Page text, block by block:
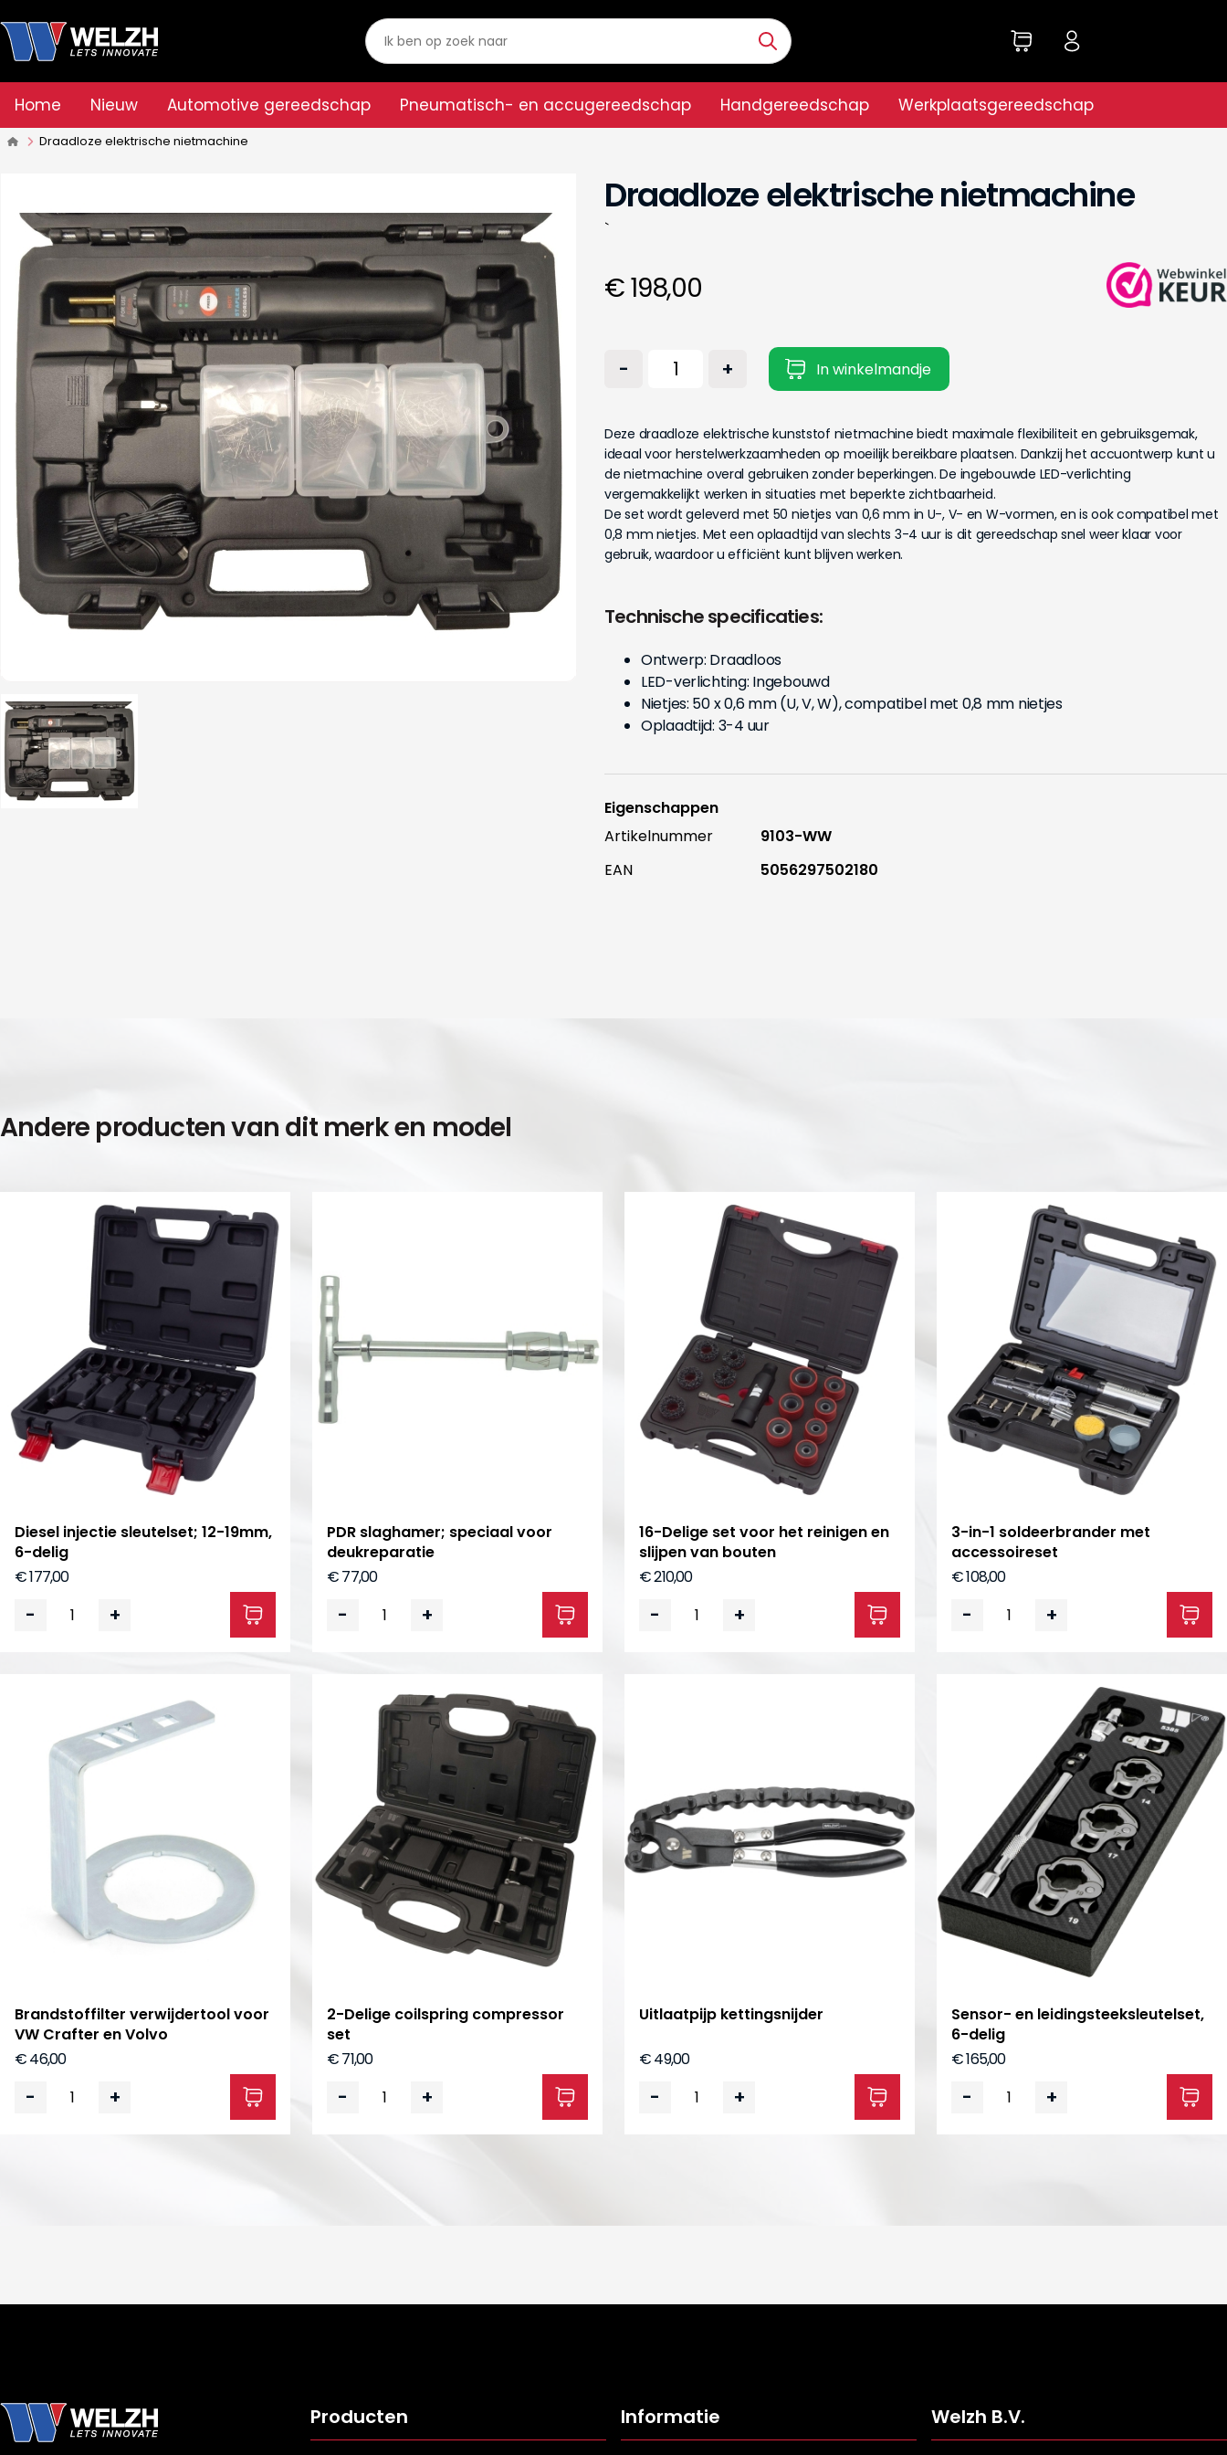
Home Nieuw Automotive gereedschap Pneumatisch- en accugereedschap Handgereedschap Werkplaatsgereedschap
Draadloze elektrische nietmachine
Draadloze elektrische nietmachine
`
€ 198,00
- + In winkelmandje
Deze draadloze elektrische kunststof nietmachine biedt maximale flexibiliteit en gebruiksgemak,
ideaal voor herstelwerkzaamheden op moeilijk bereikbare plaatsen. Dankzij het accuontwerp kunt u
de nietmachine overal gebruiken zonder beperkingen. De ingebouwde LED-verlichting
vergemakkelijkt werken in situaties met beperkte zichtbaarheid.
De set wordt geleverd met 50 nietjes van 0,6 mm in U-, V- en W-vormen, en is ook compatibel met
0,8 mm nietjes. Met een oplaadtijd van slechts 3-4 uur is dit gereedschap snel weer klaar voor
gebruik, waardoor u efficiënt kunt blijven werken.
Technische specificaties:
Ontwerp: Draadloos
LED-verlichting: Ingebouwd
Nietjes: 50 x 0,6 mm (U, V, W), compatibel met 0,8 mm nietjes
Oplaadtijd: 3-4 uur
Eigenschappen
Artikelnummer
9103-WW
EAN
5056297502180
Andere producten van dit merk en model
Diesel injectie sleutelset; 12-19mm,
6-delig
€ 177,00
- +
PDR slaghamer; speciaal voor
deukreparatie
€ 77,00
- +
16-Delige set voor het reinigen en
slijpen van bouten
€ 210,00
- +
3-in-1 soldeerbrander met
accessoireset
€ 108,00
- +
Brandstoffilter verwijdertool voor
VW Crafter en Volvo
€ 46,00
- +
2-Delige coilspring compressor
set
€ 71,00
- +
Uitlaatpijp kettingsnijder
€ 49,00
- +
Sensor- en leidingsteeksleutelset,
6-delig
€ 165,00
- +
Producten Informatie Welzh B.V.